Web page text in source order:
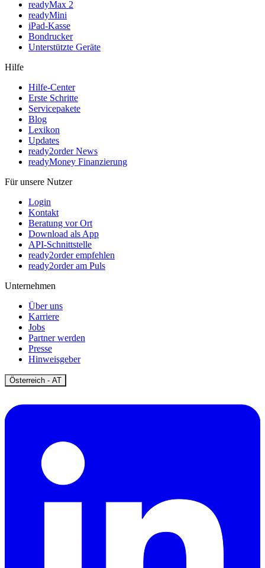
readyMax 2
readyMini
iPad-Kasse
Bondrucker
Unterstützte Geräte
Hilfe
Hilfe-Center
Erste Schritte
Servicepakete
Blog
Lexikon
Updates
ready2order News
readyMoney Finanzierung
Für unsere Nutzer
Login
Kontakt
Beratung vor Ort
Download als App
API-Schnittstelle
ready2order empfehlen
ready2order am Puls
Unternehmen
Über uns
Karriere
Jobs
Partner werden
Presse
Hinweisgeber
Österreich - ATOpen